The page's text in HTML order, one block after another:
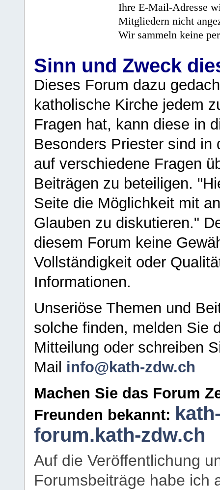
Ihre E-Mail-Adresse
Mitgliedern nicht
Wir sammeln keine
Sinn und Zweck
Dieses Forum dazu
katholische Kirche jedem
Fragen hat, kann diese in
Besonders Priester sind in
auf verschiedene Fragen
Beiträgen zu beteiligen.
Seite die Möglichkeit mit
Glauben zu diskutieren."
diesem Forum keine
Vollständigkeit oder
Informationen.
Unseriöse Themen und
solche finden, melden Sie
Mitteilung oder schreiben
Mail info@kath-zdw.ch
Machen Sie das Forum
Freunden bekannt:
forum.kath-zdw.ch
Auf die Veröffentlichung
Forumsbeiträge habe ich